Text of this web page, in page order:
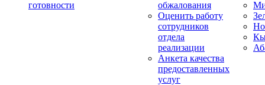
готовности
обжалования
Оценить работу
сотрудников
отдела
реализации
Анкета качества
предоставленных
услуг